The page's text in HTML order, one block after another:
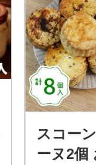
スコー
ーヌ2個